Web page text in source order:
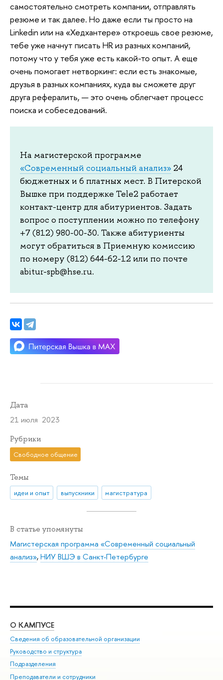
самостоятельно смотреть компании, отправлять
резюме и так далее. Но даже если ты просто на
Linkedin или на «Хедхантере» откроешь свое резюме,
тебе уже начнут писать HR из разных компаний,
потому что у тебя уже есть какой-то опыт. А еще
очень помогает нетворкинг: если есть знакомые,
друзья в разных компаниях, куда вы сможете друг
друга рефералить, — это очень облегчает процесс
поиска и собеседований.
На магистерской программе
«Современный социальный анализ» ‎ 24
бюджетных и 6 платных мест. В Питерской
Вышке при поддержке Tele2 работает
контакт-центр для абитуриентов. Задать
вопрос о поступлении можно по телефону
+7 (812) 980-00-30. Также абитуриенты
могут обратиться в Приемную комиссию
по номеру (812) 644-62-12 или по почте
abitur-spb@hse.ru.
Дата
21 июля 2023
Рубрики
Свободное общение
Темы
идеи и опыт выпускники магистратура
В статье упомянуты
Магистерская программа «Современный социальный
анализ»,НИУ ВШЭ в Санкт-Петербурге
О КАМПУСЕ
Сведения об образовательной организации
Руководство и структура
Подразделения
Преподаватели и сотрудники